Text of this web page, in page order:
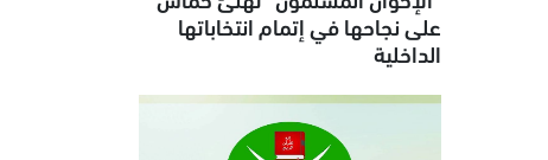
على نجاحها في إتمام انتخاباتها
الداخلية